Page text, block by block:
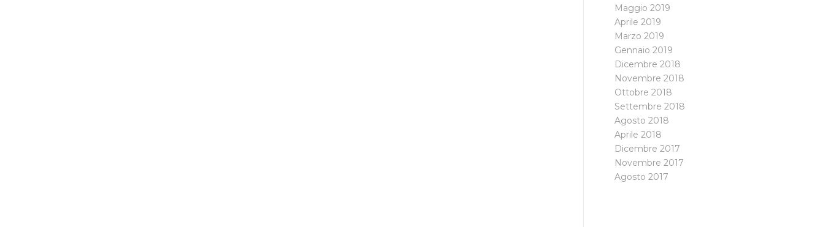
Maggio 2019
Aprile 2019
Marzo 2019
Gennaio 2019
Dicembre 2018
Novembre 2018
Ottobre 2018
Settembre 2018
Agosto 2018
Aprile 2018
Dicembre 2017
Novembre 2017
Agosto 2017